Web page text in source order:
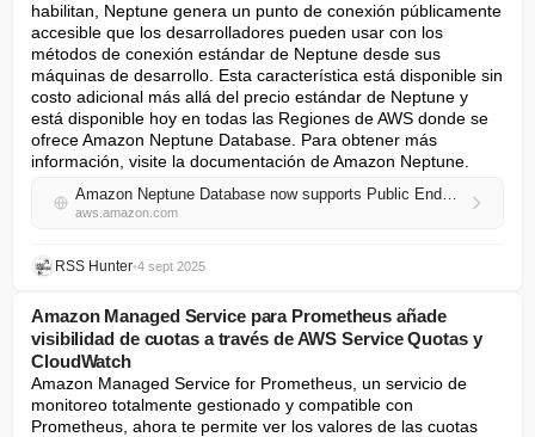
habilitan, Neptune genera un punto de conexión públicamente
accesible que los desarrolladores pueden usar con los
métodos de conexión estándar de Neptune desde sus
máquinas de desarrollo. Esta característica está disponible sin
costo adicional más allá del precio estándar de Neptune y
está disponible hoy en todas las Regiones de AWS donde se
ofrece Amazon Neptune Database. Para obtener más
información, visite la documentación de Amazon Neptune.
Amazon Neptune Database now supports Public Endpoints for simplified development access
aws.amazon.com
RSS Hunter•4 sept 2025
Amazon Managed Service para Prometheus añade
visibilidad de cuotas a través de AWS Service Quotas y
CloudWatch
Amazon Managed Service for Prometheus, un servicio de
monitoreo totalmente gestionado y compatible con
Prometheus, ahora te permite ver los valores de las cuotas